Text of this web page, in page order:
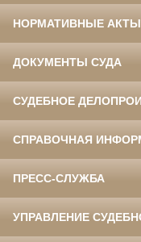
НОРМАТИВНЫЕ АКТЫ
ДОКУМЕНТЫ СУДА
СУДЕБНОЕ
СПРАВОЧНАЯ
ПРЕСС-СЛУЖБА
УПРАВЛЕНИЕ